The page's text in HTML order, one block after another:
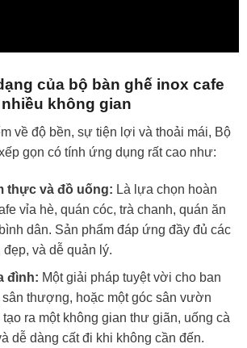
của bộ bàn ghế inox cafe
không gian
về độ bền, sự tiện lợi và thoải mái, Bộ
gọn có tính ứng dụng rất cao như:
thực và đồ uống: Là lựa chọn hoàn
vỉa hè, quán cóc, trà chanh, quán ăn
dân. Sản phẩm đáp ứng đầy đủ các
và dễ quản lý.
đình: Một giải pháp tuyệt vời cho ban
thượng, hoặc một góc sân vườn
ra một không gian thư giãn, uống cà
dễ dàng cất đi khi không cần đến.